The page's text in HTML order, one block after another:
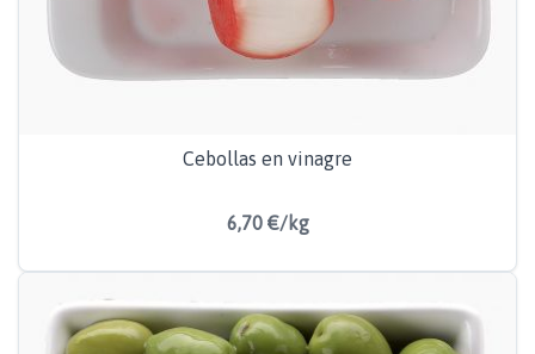
Cebollas en vinagre
6,70 €/kg